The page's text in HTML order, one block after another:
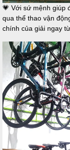
💗 Với sứ mệnh giúp
qua thể thao vận
chính của giải ngay